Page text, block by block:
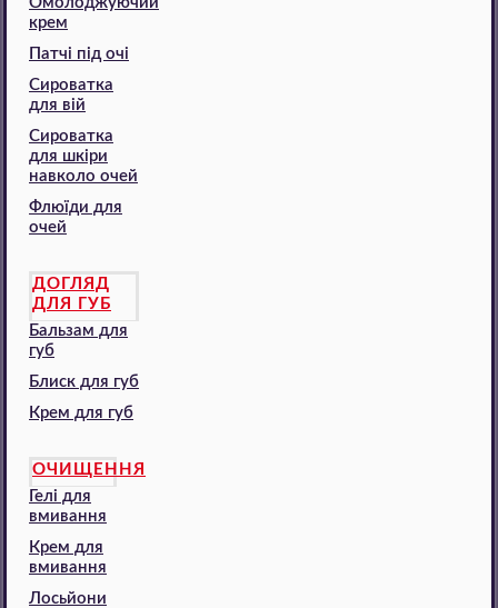
крем
Патчі під очі
Сироватка
для вій
Сироватка
для шкіри
навколо очей
Флюїди для
очей
ДОГЛЯД
ДЛЯ ГУБ
Бальзам для
губ
Блиск для губ
Крем для губ
ОЧИЩЕННЯ
Гелі для
вмивання
Крем для
вмивання
Лосьйони